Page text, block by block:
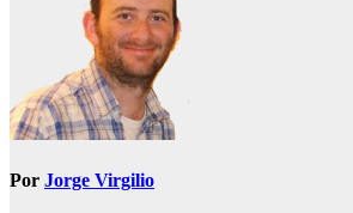
Por Jorge Virgilio